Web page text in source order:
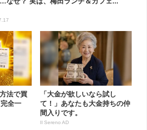
法で買
全一
「大金が欲しいなら試し
て！」あなたも大金持ちの仲
間入りです。
Il Sereno AD